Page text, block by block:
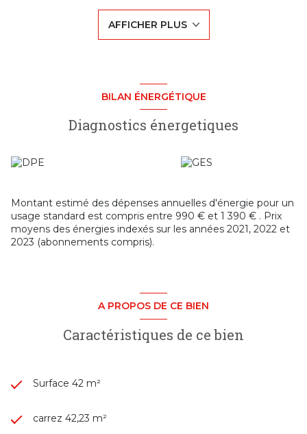
à votre disposition pour une visite :Sophie Corsant
pour plus d’informations ou organiser une
EI (R.S.A.C. 807 682 042 - Villefranche Tarare).
AFFICHER PLUS
BILAN ÉNERGÉTIQUE
Diagnostics énergetiques
Montant estimé des dépenses annuelles d'énergie pour un
usage standard est compris entre 990 € et 1 390 € . Prix
moyens des énergies indexés sur les années 2021, 2022 et
2023 (abonnements compris).
A PROPOS DE CE BIEN
Caractéristiques de ce bien
Surface 42 m²
carrez 42,23 m²